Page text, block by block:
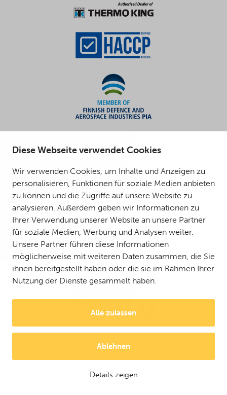
Diese Webseite verwendet Cookies
Wir verwenden Cookies, um Inhalte und Anzeigen zu
personalisieren, Funktionen für soziale Medien anbieten
zu können und die Zugriffe auf unsere Website zu
analysieren. Außerdem geben wir Informationen zu
Ihrer Verwendung unserer Website an unsere Partner
für soziale Medien, Werbung und Analysen weiter.
Unsere Partner führen diese Informationen
möglicherweise mit weiteren Daten zusammen, die Sie
ihnen bereitgestellt haben oder die sie im Rahmen Ihrer
Nutzung der Dienste gesammelt haben.
Alle zulassen
Ablehnen
Details zeigen